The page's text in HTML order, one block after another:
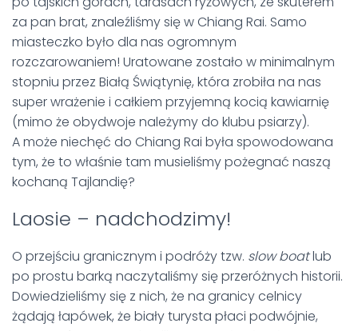
za pan brat, znaleźliśmy się w Chiang Rai. Samo
miasteczko było dla nas ogromnym
rozczarowaniem! Uratowane zostało w minimalnym
stopniu przez Białą Świątynię, która zrobiła na nas
super wrażenie i całkiem przyjemną kocią kawiarnię
(mimo że obydwoje należymy do klubu psiarzy).
A może niechęć do Chiang Rai była spowodowana
tym, że to właśnie tam musieliśmy pożegnać naszą
kochaną Tajlandię?
Laosie – nadchodzimy!
O przejściu granicznym i podróży tzw. slow boatlub
po prostu barką naczytaliśmy się przeróżnych historii.
Dowiedzieliśmy się z nich, że na granicy celnicy
żądają łapówek, że biały turysta płaci podwójnie,